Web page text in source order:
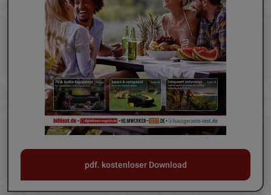
pdf. kostenloser Download